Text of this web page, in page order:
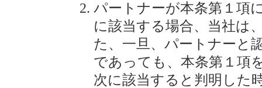
パートナーが本条第１項
に該当する場合、当社は
た、一旦、パートナーと
であっても、本条第１項
次に該当すると判明した